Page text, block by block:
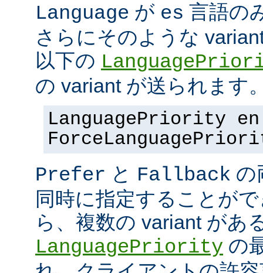
Language が es 言語の
さらにそのような
以下の
の variant が送られます
LanguagePriority
Prefer と Fallback の
同時に指定することが
ら、複数の variant があ
LanguagePriority の